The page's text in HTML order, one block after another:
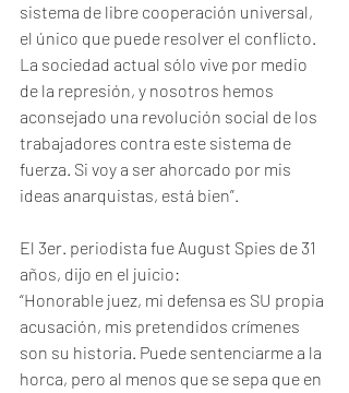
sistema de libre cooperación universal,
el único que puede resolver el conflicto.
La sociedad actual sólo vive por medio
de la represión, y nosotros hemos
aconsejado una revolución social de los
trabajadores contra este sistema de
fuerza. Si voy a ser ahorcado por mis
ideas anarquistas, está bien”.
El 3er. periodista fue August Spies de 31
años, dijo en el juicio:
“Honorable juez, mi defensa es SU propia
acusación, mis pretendidos crímenes
son su historia. Puede sentenciarme a la
horca, pero al menos que se sepa que en